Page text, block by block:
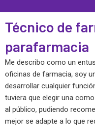
Técnico de
parafarmacia
Me describo como un
oficinas de farmacia, soy
desarrollar cualquier
tuviera que elegir una
al público, pudiendo
mejor se adapte a lo que